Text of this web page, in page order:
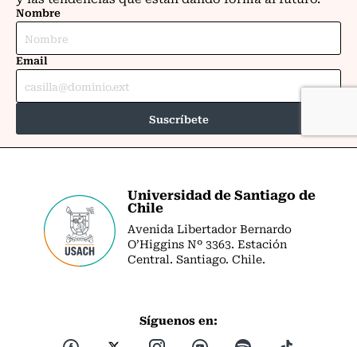
Universidad de Santiago de
Chile
Avenida Libertador Bernardo
O’Higgins Nº 3363. Estación
Central. Santiago. Chile.
Síguenos en: